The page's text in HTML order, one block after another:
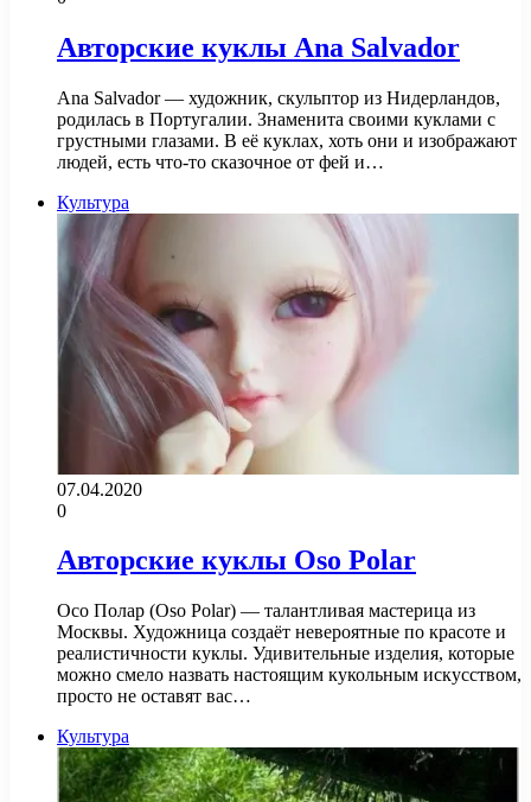
Авторские куклы Ana Salvador
Ana Salvador — художник, скульптор из Нидерландов,
родилась в Португалии. Знаменита своими куклами с
грустными глазами. В её куклах, хоть они и изображают
людей, есть что-то сказочное от фей и…
Культура
07.04.2020
0
Авторские куклы Oso Polar
Осо Полар (Oso Polar) — талантливая мастерица из
Москвы. Художница создаёт невероятные по красоте и
реалистичности куклы. Удивительные изделия, которые
можно смело назвать настоящим кукольным искусством,
просто не оставят вас…
Культура